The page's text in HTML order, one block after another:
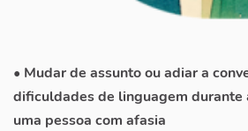
• Mudar de assunto ou adiar a
dificuldades de linguagem durante
uma pessoa com afasia